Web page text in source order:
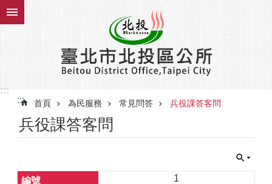
跳到主要內容區塊
:::
:::
首頁 為民服務 常見問答 兵役課答客問
兵役課答客問
1